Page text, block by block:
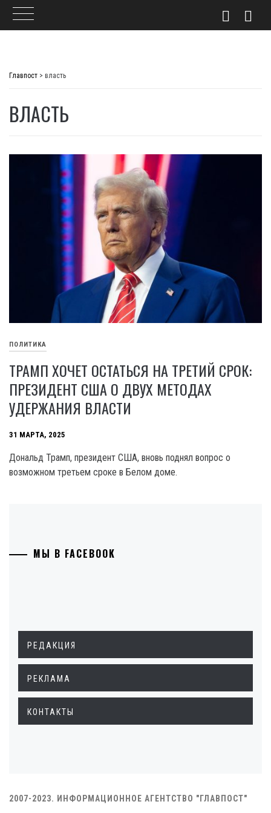
Главпост > власть
ВЛАСТЬ
ПОЛИТИКА
ТРАМП ХОЧЕТ ОСТАТЬСЯ НА ТРЕТИЙ СРОК:
ПРЕЗИДЕНТ США О ДВУХ МЕТОДАХ
УДЕРЖАНИЯ ВЛАСТИ
31 МАРТА, 2025
Дональд Трамп, президент США, вновь поднял вопрос о
возможном третьем сроке в Белом доме.
МЫ В FACEBOOK
РЕДАКЦИЯ
РЕКЛАМА
КОНТАКТЫ
2007-2023. ИНФОРМАЦИОННОЕ АГЕНТСТВО "ГЛАВПОСТ"